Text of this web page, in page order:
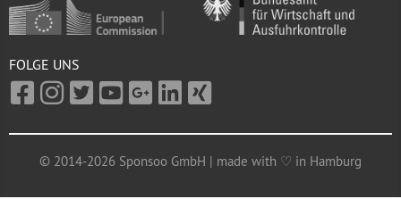
FOLGE UNS
© 2014-2026 Sponsoo GmbH | made with ♡ in Hamburg